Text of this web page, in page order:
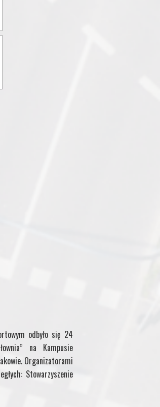
odbyło się 24
na Kampusie
Organizatorami
Stowarzyszenie